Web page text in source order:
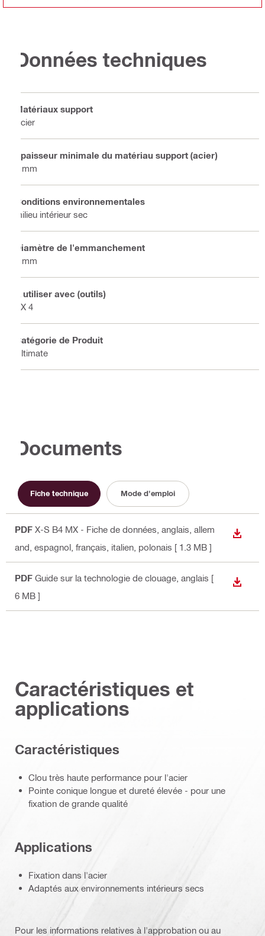
Données techniques
Matériaux support
Acier
Épaisseur minimale du matériau support (acier)
4 mm
Conditions environnementales
milieu intérieur sec
Diamètre de l'emmanchement
3 mm
À utiliser avec (outils)
BX 4
Catégorie de Produit
Ultimate
Documents
Fiche technique Mode d'emploi
PDF X-S B4 MX - Fiche de données , anglais, allem
and, espagnol, français, italien, polonais [ 1.3 MB ]
PDF Guide sur la technologie de clouage , anglais [
6 MB ]
Caractéristiques et
applications
Caractéristiques
Clou très haute performance pour l'acier
Pointe conique longue et dureté élevée - pour une
fixation de grande qualité
Applications
Fixation dans l'acier
Adaptés aux environnements intérieurs secs
Pour les informations relatives à l'approbation ou au